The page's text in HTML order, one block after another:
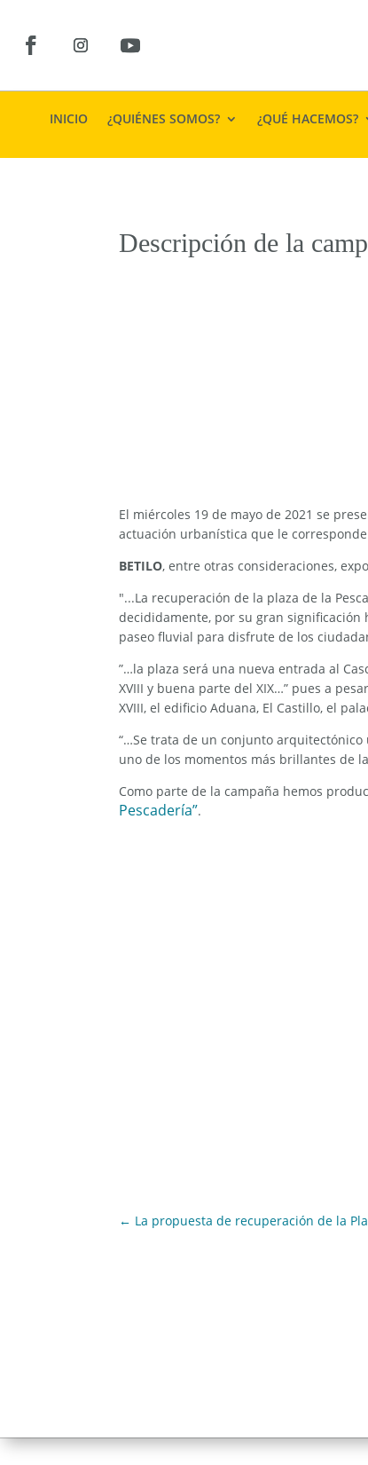
INICIO ¿QUIÉNES SOMOS? ¿QUÉ HACEMOS?
Descripción de la
El miércoles 19 de mayo de 2021 se
actuación urbanística que le
BETILO, entre otras consideraciones,
"...La recuperación de la plaza de la
decididamente, por su gran significación
paseo fluvial para disfrute de los
”…la plaza será una nueva entrada al
XVIII y buena parte del XIX…” pues a
XVIII, el edificio Aduana, El Castillo, el
“…Se trata de un conjunto arquitectónico
uno de los momentos más brillantes de
Como parte de la campaña hemos
Pescadería”.
← La propuesta de recuperación de la